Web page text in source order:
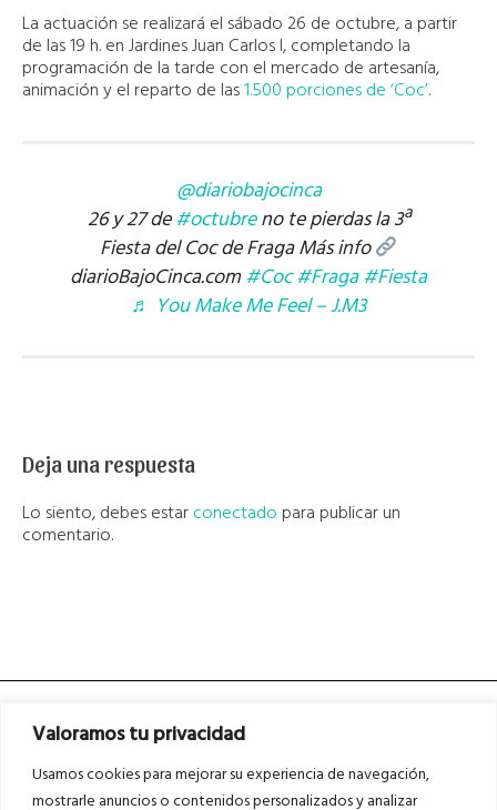
Valoramos tu privacidad
Usamos cookies para mejorar su experiencia de navegación,
mostrarle anuncios o contenidos personalizados y analizar
La actuación se realizará el sábado 26 de octubre, a partir
de las 19 h. en Jardines Juan Carlos I, completando la
programación de la tarde con el mercado de artesanía,
animación y el reparto de las1.500 porciones de ‘Coc’.
@diariobajocinca
26 y 27 de#octubreno te pierdas la 3ª
Fiesta del Coc de Fraga Más info
diarioBajoCinca.com#Coc#Fraga#Fiesta
♬ You Make Me Feel – J.M3
Deja una respuesta
Lo siento, debes estarconectado para publicar un
comentario.